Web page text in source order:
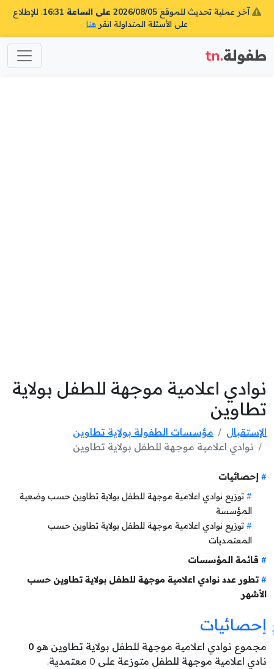
آخر عملية تحديث للموقع 2026/08/05 على الساعة 16:31
. للإطلاع
على الأسئلة المتداولة انقر هنا
طفولة.tn
نوادي اعلامية موجهة للطفل بولاية
تطاوين
الإستقبال
مؤسسات الطفولة بولاية تطاوين
نوادي اعلامية موجهة للطفل بولاية تطاوين
إحصائيات
توزيع نوادي اعلامية موجهة للطفل بولاية تطاوين حسب وضعية
المؤسسة
توزيع نوادي اعلامية موجهة للطفل بولاية تطاوين حسب
المعتمديات
قائمة المؤسسات
تطور عدد نوادي اعلامية موجهة للطفل بولاية تطاوين حسب
الأشهر
إحصائيات
مجموع نوادي اعلامية موجهة للطفل بولاية تطاوين هو 0
نادي اعلامية موجهة للطفل متوزعة على 0 معتمدية.